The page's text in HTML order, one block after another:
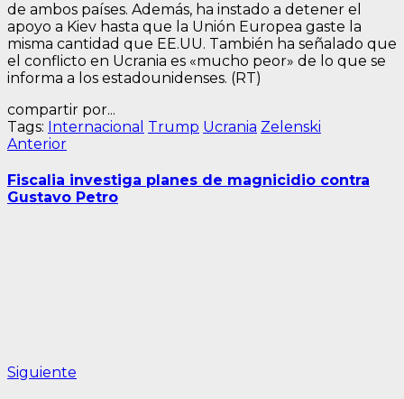
de ambos países. Además, ha instado a detener el
apoyo a Kiev hasta que la Unión Europea gaste la
misma cantidad que EE.UU. También ha señalado que
el conflicto en Ucrania es «mucho peor» de lo que se
informa a los estadounidenses. (RT)
compartir por...
Tags: Internacional Trump Ucrania Zelenski
Navegación
de
entradas
AnteriorEntrada
Fiscalia investiga planes de magnicidio contra
Gustavo Petro
Siguiente